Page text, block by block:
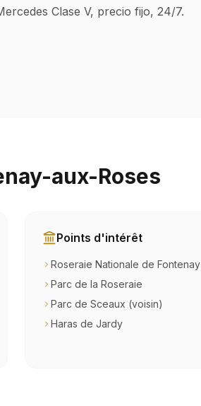
Clase V, precio fijo, 24/7.
aux-Roses
Points d'intérêt
Roseraie Nationale de Fontenay
Parc de la Roseraie
Parc de Sceaux (voisin)
Haras de Jardy